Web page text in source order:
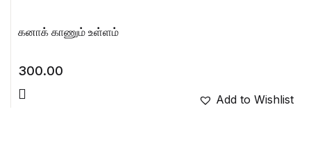
கனாக் காணும் உள்ளம்
300.00
Add to Wishlist